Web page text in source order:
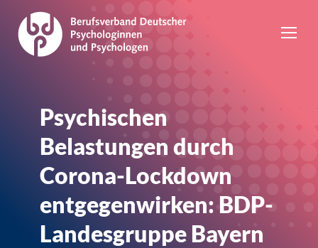
Psychischen
Belastungen durch
Corona-Lockdown
entgegenwirken: BDP-
Landesgruppe Bayern